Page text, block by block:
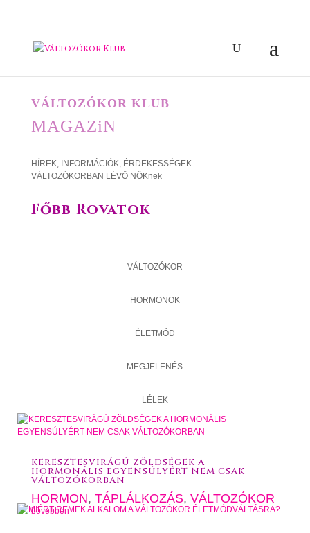
VÁLTOZÓKOR KLUB
MAGAZiN
HÍREK, INFORMÁCIÓK, ÉRDEKESSÉGEK
VÁLTOZÓKORBAN LÉVŐ NŐKnek
Főbb Rovatok
VÁLTOZÓKOR
HORMONOK
ÉLETMÓD
MEGJELENÉS
LÉLEK
KERESZTESVIRÁGÚ ZÖLDSÉGEK A
HORMONÁLIS EGYENSÚLYÉRT NEM CSAK
VÁLTOZÓKORBAN
HORMON, TÁPLÁLKOZÁS, VÁLTOZÓKOR
bővebben